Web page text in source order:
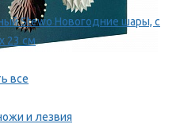
Stewo Новогодние шары, с
23 см
все
и лезвия